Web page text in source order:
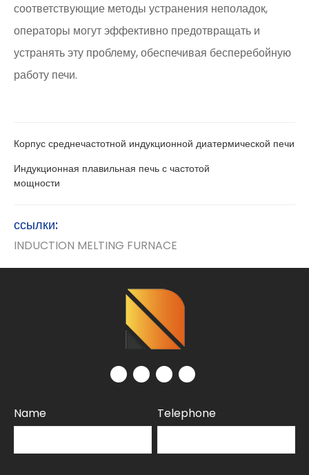
соответствующие методы устранения неполадок,
операторы могут эффективно предотвращать и
устранять эту проблему, обеспечивая бесперебойную
работу печи.
Корпус среднечастотной индукционной диатермической печи
Индукционная плавильная печь с частотой
мощности
ссылки:
INDUCTION MELTING FURNACE
Name Telephone